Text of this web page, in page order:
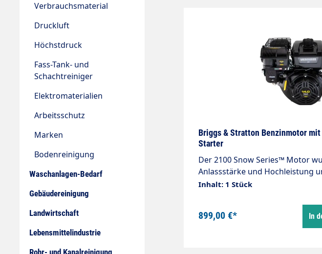
Verbrauchsmaterial
Druckluft
Höchstdruck
Fass-Tank- und
Schachtreiniger
Elektromaterialien
Arbeitsschutz
Marken
Bodenreinigung
Waschanlagen-Bedarf
Gebäudereinigung
Landwirtschaft
Lebensmittelindustrie
Rohr- und Kanalreinigung
Briggs & Stratton Benzinmotor mit
Starter
Der 2100 Snow Series™ Motor
Anlassstärke und Hochleistung
härtesten Winterbedingungen
Lo-Tone (superleisen)™
Schutzvorrichtung aus Draht,
Bedienelemente und manuelle
Inhalt: 1 Stück
899,00 €* In